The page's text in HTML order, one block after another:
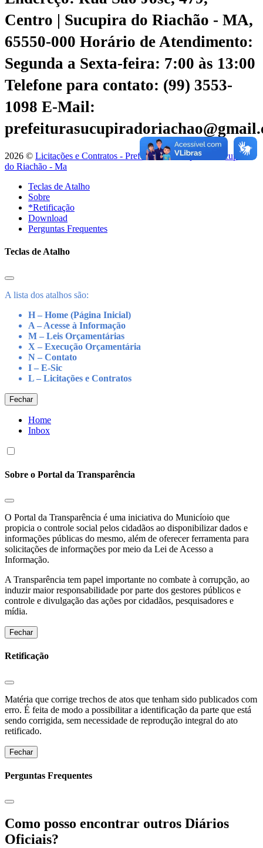
Centro | Sucupira do Riachão - MA,
65550-000 Horário de Atendimento:
Segunda a Sexta-feira: 7:00 às 13:00
Telefone para contato: (99) 3553-
1098 E-Mail:
2026 © Licitações e Contratos - Prefeitura Municipal de Sucupira
do Riachão - Ma
Teclas de Atalho
Sobre
*Retificação
Download
Perguntas Frequentes
Teclas de Atalho
A lista dos atalhos são:
H – Home (Página Inicial)
A – Acesse à Informação
M – Leis Orçamentárias
X – Execução Orçamentária
N – Contato
I – E-Sic
L – Licitações e Contratos
Fechar
Home
Inbox
Sobre o Portal da Transparência
O Portal da Transparência é uma iniciativa do Municíoio que
propicia o controle social pelos cidadãos ao disponibilizar dados e
informações públicas do mesmo, além de oferecer ferramenta para
solicitações de informações por meio da Lei de Acesso a
Informação.
A Transparência tem papel importante no combate à corrupção, ao
induzir maior responsabilidade por parte dos gestores públicos e
controle e divulgação das ações por cidadãos, pesquisadores e
mídia.
Fechar
Retificação
Matéria que corrige trechos de atos que tenham sido publicados com
erro. É feita de modo a possibilitar a identificação da parte que está
sendo corrigida, sem necessidade de reprodução integral do ato
retificado.
Fechar
Perguntas Frequentes
Como posso encontrar outros Diários
Oficiais?